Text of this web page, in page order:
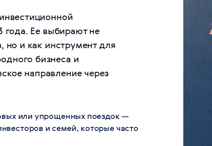
года. Ее выбирают не
но и как инструмент для
бизнеса и
направление через
или упрощенных поездок —
и семей, которые часто